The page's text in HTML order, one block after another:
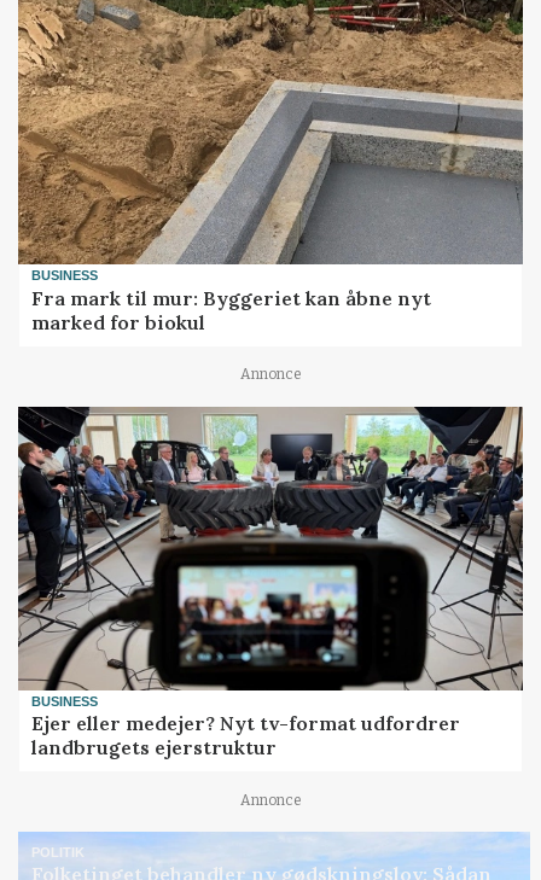
BUSINESS
Fra mark til mur: Byggeriet kan åbne nyt
marked for biokul
Annonce
BUSINESS
Ejer eller medejer? Nyt tv-format udfordrer
landbrugets ejerstruktur
Annonce
POLITIK
Folketinget behandler ny gødskningslov: Sådan